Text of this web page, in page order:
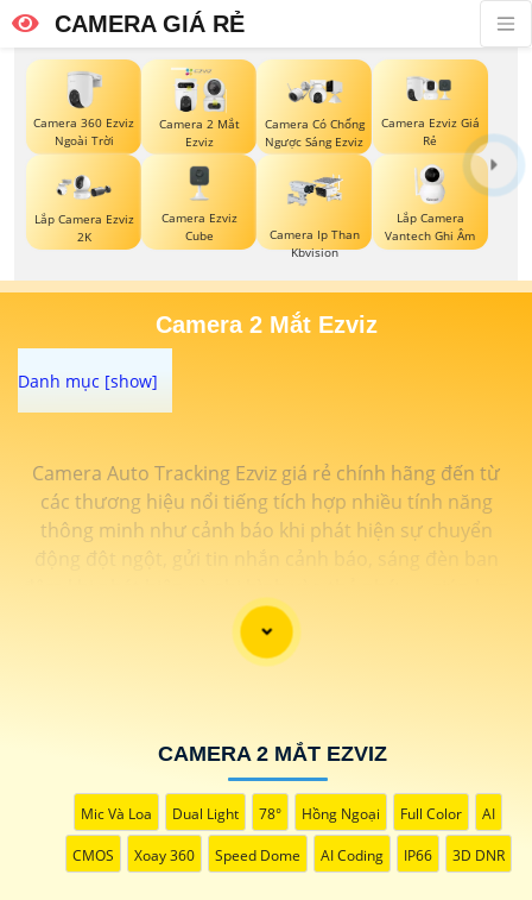
CAMERA GIÁ RẺ
Camera 360 Ezviz
Ngoài Trời
Camera 2 Mắt
Ezviz
Camera Có Chống
Ngược Sáng Ezviz
Camera Ezviz Giá
Rẻ
Lắp Camera Ezviz
2K
Camera Ezviz
Cube
Camera Ip Than
Kbvision
Lắp Camera
Vantech Ghi Âm
Camera 2 Mắt Ezviz
Camera Auto Tracking Ezviz giá rẻ chính hãng đến từ
các thương hiệu nổi tiếng tích hợp nhiều tính năng
thông minh như cảnh báo khi phát hiện sự chuyển
động đột ngột, gửi tin nhắn cảnh báo, sáng đèn ban
có thể yên tâm hơn về việc đảm bảo an ninh cho mọi
không gian của bạn.
CAMERA 2 MẮT EZVIZ
Mic Và Loa Dual Light 78° Hồng Ngoại Full Color AI
CMOS Xoay 360 Speed Dome AI Coding IP66 3D DNR